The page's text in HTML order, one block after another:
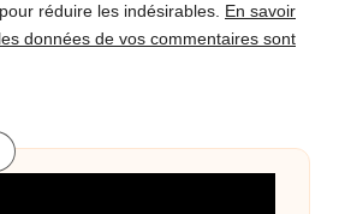
réduire les indésirables.
En savoir
données de vos commentaires sont